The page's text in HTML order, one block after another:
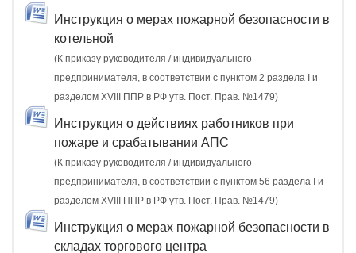
Инструкция о мерах пожарной безопасности в
котельной
(К приказу руководителя / индивидуального
предпринимателя, в соответствии с пунктом 2 раздела I и
разделом XVIII ППР в РФ утв. Пост. Прав. №1479)
Инструкция о действиях работников при
пожаре и срабатывании АПС
(К приказу руководителя / индивидуального
предпринимателя, в соответствии с пунктом 56 раздела I и
разделом XVIII ППР в РФ утв. Пост. Прав. №1479)
Инструкция о мерах пожарной безопасности в
складах торгового центра